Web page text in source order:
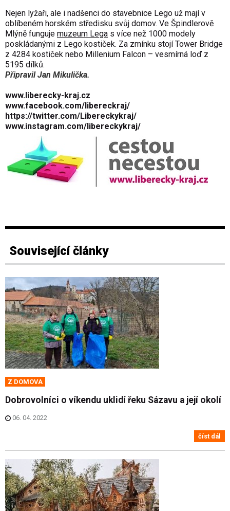
Nejen lyžaři, ale i nadšenci do stavebnice Lego už mají v
oblíbeném horském středisku svůj domov. Ve Špindlerově
Mlýně funguje muzeum Lega s více než 1000 modely
poskládanými z Lego kostiček. Za zmínku stojí Tower Bridge
z 4284 kostiček nebo Millenium Falcon – vesmírná loď z
5195 dílků.
Připravil Jan Mikulička.
www.liberecky-kraj.cz
www.facebook.com/libereckraj/
https://twitter.com/Libereckykraj/
www.instagram.com/libereckykraj/
Související články
Z DOMOVA
Dobrovolníci o víkendu uklidí řeku Sázavu a její okolí
06. 04. 2022
číst dál